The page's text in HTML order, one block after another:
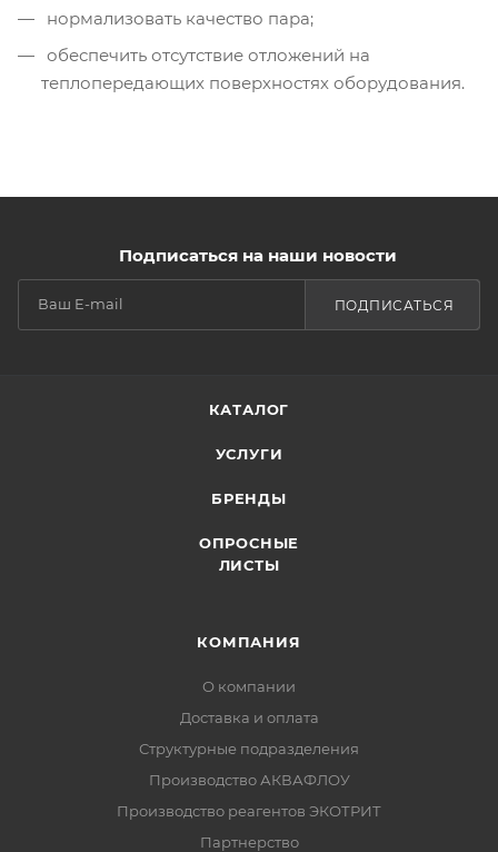
нормализовать качество пара;
обеспечить отсутствие отложений на
теплопередающих поверхностях оборудования.
Подписаться на наши новости
ПОДПИСАТЬСЯ
КАТАЛОГ
УСЛУГИ
БРЕНДЫ
ОПРОСНЫЕ
ЛИСТЫ
КОМПАНИЯ
О компании
Доставка и оплата
Структурные подразделения
Производство АКВАФЛОУ
Производство реагентов ЭКОТРИТ
Партнерство